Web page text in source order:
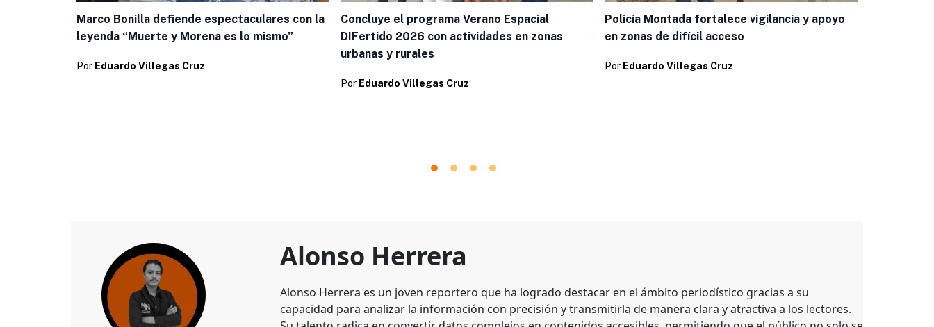
Marco Bonilla defiende espectaculares con la
leyenda “Muerte y Morena es lo mismo”
Por Eduardo Villegas Cruz
Concluye el programa Verano Espacial
DIFertido 2026 con actividades en zonas
urbanas y rurales
Por Eduardo Villegas Cruz
Policía Montada fortalece vigilancia y apoyo
en zonas de difícil acceso
Por Eduardo Villegas Cruz
Alonso Herrera
Alonso Herrera es un joven reportero que ha logrado destacar en el ámbito periodístico gracias a su
capacidad para analizar la información con precisión y transmitirla de manera clara y atractiva a los lectores.